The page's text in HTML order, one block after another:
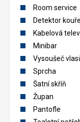
Room service
Detektor kouře
Kabelová
Minibar
Vysoušeč
Sprcha
Šatní skříň
Župan
Pantofle